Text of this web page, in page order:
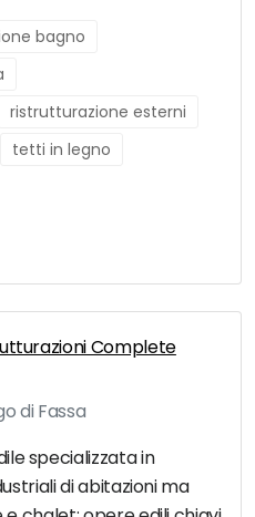
bagno
ristrutturazione esterni
tetti in legno
Complete
di Fassa
specializzata in
di abitazioni ma